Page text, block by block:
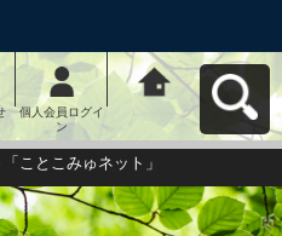
個人会員ログイ
ン
江東区コミュニ
ティ活動支援サ
イト「ことこみ
ゅネット」へ戻
る
ことこみゅネット」